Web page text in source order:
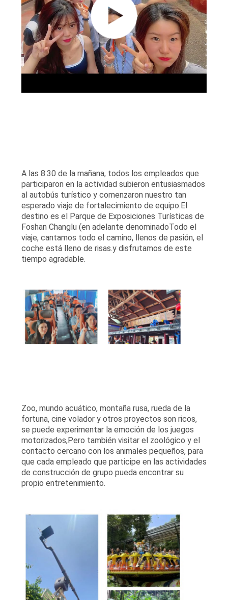
A las 8:30 de la mañana, todos los empleados que
participaron en la actividad subieron entusiasmados
al autobús turístico y comenzaron nuestro tan
esperado viaje de fortalecimiento de equipo.El
destino es el Parque de Exposiciones Turísticas de
Foshan Changlu (en adelante denominadoTodo el
viaje, cantamos todo el camino, llenos de pasión, el
coche está lleno de risas.y disfrutamos de este
tiempo agradable.
Zoo, mundo acuático, montaña rusa, rueda de la
fortuna, cine volador y otros proyectos son ricos,
se puede experimentar la emoción de los juegos
motorizados,Pero también visitar el zoológico y el
contacto cercano con los animales pequeños, para
que cada empleado que participe en las actividades
de construcción de grupo pueda encontrar su
propio entretenimiento.